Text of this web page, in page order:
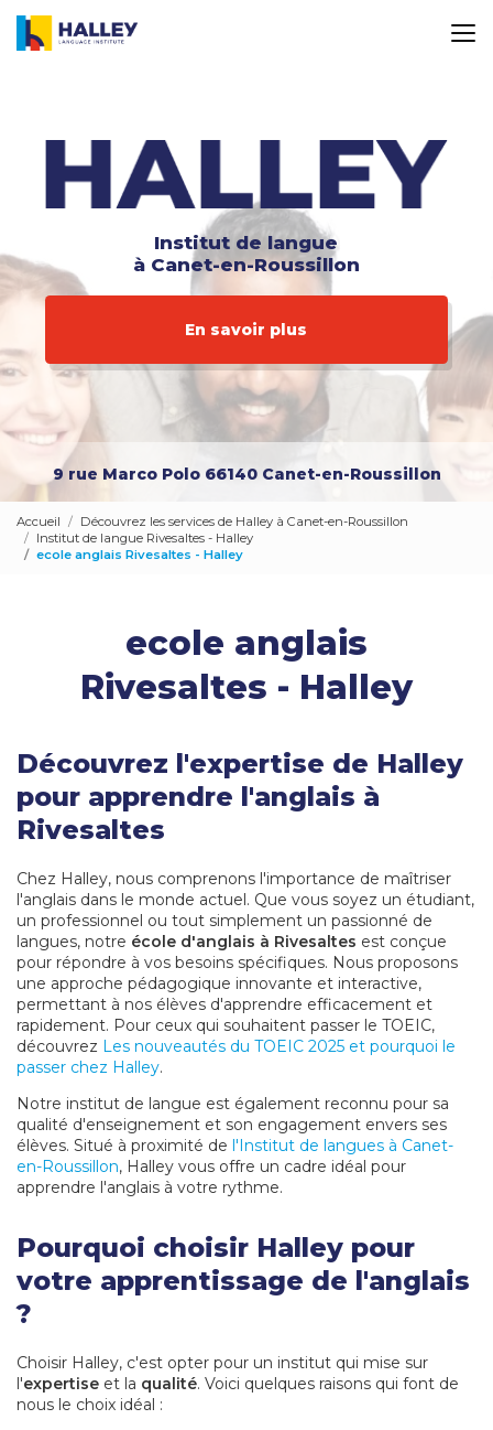
contenu
Institut de langue
à Canet-en-Roussillon
En savoir plus
9 rue Marco Polo 66140 Canet-en-Roussillon
Accueil
Découvrez les services de Halley à Canet-en-Roussillon
Institut de langue Rivesaltes - Halley
ecole anglais Rivesaltes - Halley
ecole anglais
Rivesaltes - Halley
Découvrez l'expertise de Halley
pour apprendre l'anglais à
Rivesaltes
Chez Halley, nous comprenons l'importance de maîtriser
l'anglais dans le monde actuel. Que vous soyez un étudiant,
un professionnel ou tout simplement un passionné de
langues, notre école d'anglais à Rivesaltes est conçue
pour répondre à vos besoins spécifiques. Nous proposons
une approche pédagogique innovante et interactive,
permettant à nos élèves d'apprendre efficacement et
rapidement. Pour ceux qui souhaitent passer le TOEIC,
découvrez Les nouveautés du TOEIC 2025 et pourquoi le
passer chez Halley.
Notre institut de langue est également reconnu pour sa
qualité d'enseignement et son engagement envers ses
élèves. Situé à proximité de l'Institut de langues à Canet-
en-Roussillon, Halley vous offre un cadre idéal pour
apprendre l'anglais à votre rythme.
Pourquoi choisir Halley pour
votre apprentissage de l'anglais
?
Choisir Halley, c'est opter pour un institut qui mise sur
l'expertise et la qualité. Voici quelques raisons qui font de
nous le choix idéal :